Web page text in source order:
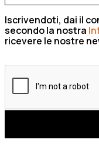
Iscrivendoti, dai il
secondo la nostra
ricevere le nostre